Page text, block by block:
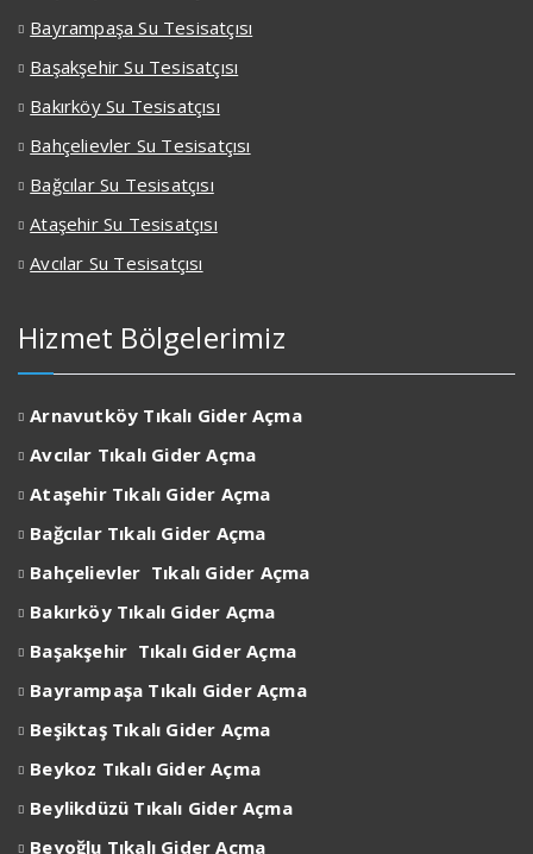
Bayrampaşa Su Tesisatçısı
Başakşehir Su Tesisatçısı
Bakırköy Su Tesisatçısı
Bahçelievler Su Tesisatçısı
Bağcılar Su Tesisatçısı
Ataşehir Su Tesisatçısı
Avcılar Su Tesisatçısı
Hizmet Bölgelerimiz
Arnavutköy Tıkalı Gider Açma
Avcılar Tıkalı Gider Açma
Ataşehir Tıkalı Gider Açma
Bağcılar Tıkalı Gider Açma
Bahçelievler Tıkalı Gider Açma
Bakırköy Tıkalı Gider Açma
Başakşehir Tıkalı Gider Açma
Bayrampaşa Tıkalı Gider Açma
Beşiktaş Tıkalı Gider Açma
Beykoz Tıkalı Gider Açma
Beylikdüzü Tıkalı Gider Açma
Beyoğlu Tıkalı Gider Açma